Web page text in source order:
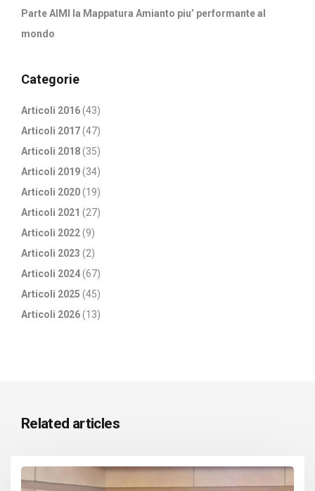
Parte AIMI la Mappatura Amianto piu’ performante al
mondo
Categorie
Articoli 2016(43)
Articoli 2017(47)
Articoli 2018(35)
Articoli 2019(34)
Articoli 2020(19)
Articoli 2021 (27)
Articoli 2022(9)
Articoli 2023 (2)
Articoli 2024(67)
Articoli 2025 (45)
Articoli 2026(13)
Related articles